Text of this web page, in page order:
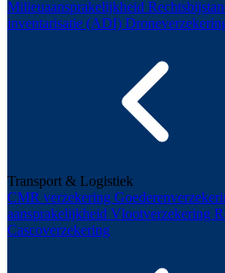
Milieuaansprakelijkheid
inventarisatie (ADI)
Transport & Logistiek
CMR verzekering
aansprakelijkheid Vlootverzekering
Cascoverzekering